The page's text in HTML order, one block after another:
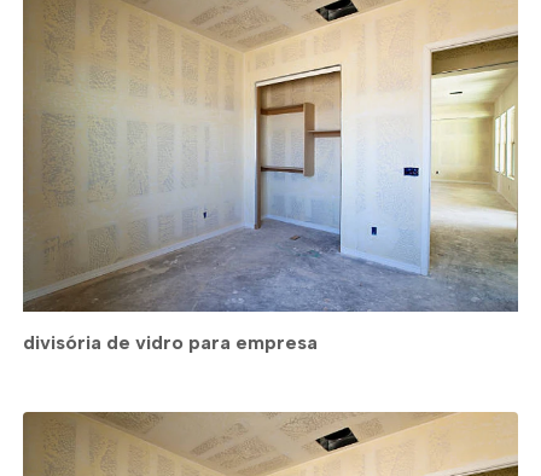
divisória de vidro para empresa